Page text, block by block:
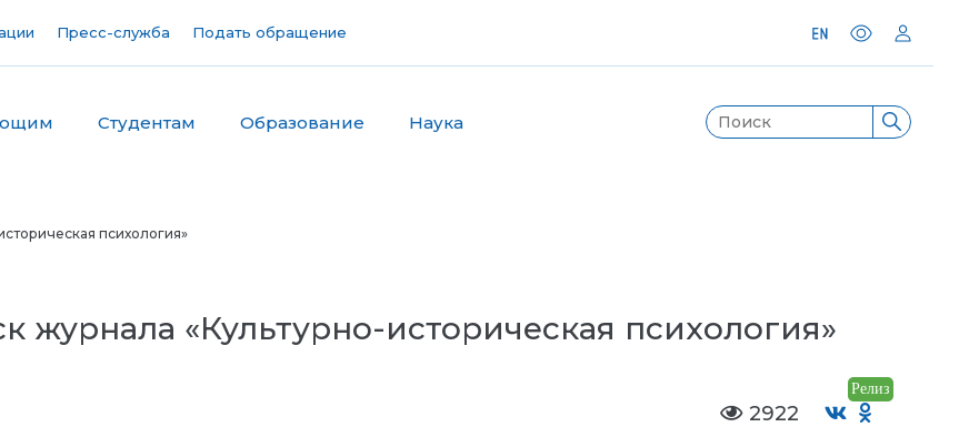
Пресс-служба Подать обращение
Студентам Образование Наука
психология»
«Культурно-историческая психология»
Релиз
2922